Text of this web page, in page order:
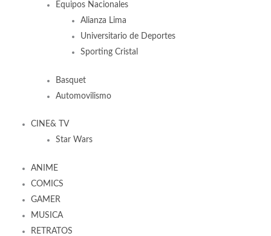
Equipos Nacionales
Alianza Lima
Universitario de Deportes
Sporting Cristal
Basquet
Automovilismo
CINE& TV
Star Wars
ANIME
COMICS
GAMER
MUSICA
RETRATOS